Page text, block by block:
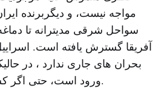
مواجه نیست، و دیگربرنده
سواحل شرقی مدیترانه تا
آفریقا گسترش یافته است.
بحران های جاری ندارد ، در
ورود است، حتی اگر کسی خواهان آن نباشد.